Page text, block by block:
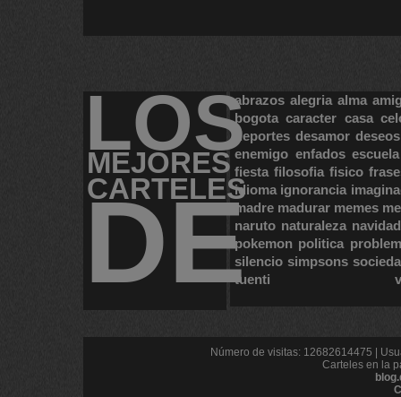
LOS
MEJORES
CARTELES
DE
abrazos alegria alma
bogota caracter casa
deportes desamor deseos
enemigo enfados escuela
fiesta filosofia fisico
idioma ignorancia
madre madurar memes
naruto naturaleza navidad
pokemon politica
silencio simpsons
tuenti
Número de visitas: 12682614475 |
Carteles en la